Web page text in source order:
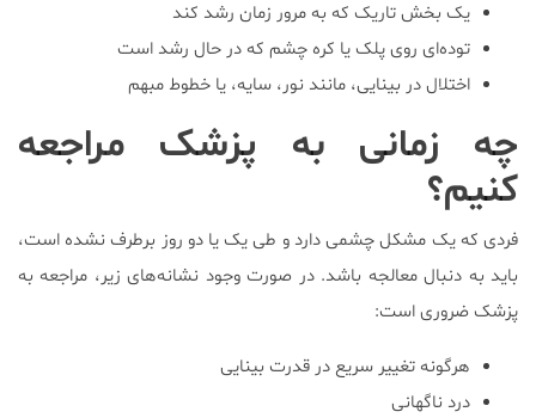
یک بخش تاریک که به مرور زمان رشد کند
توده‌ای روی پلک یا کره چشم که در حال رشد است
اختلال در بینایی، مانند نور، سایه، یا خطوط مبهم
چه زمانی به پزشک مراجعه
کنیم؟
فردی که یک مشکل چشمی دارد و طی یک یا دو روز برطرف نشده است،
باید به دنبال معالجه باشد. در صورت وجود نشانه‌های زیر، مراجعه به
پزشک ضروری است:
هرگونه تغییر سریع در قدرت بینایی
درد ناگهانی